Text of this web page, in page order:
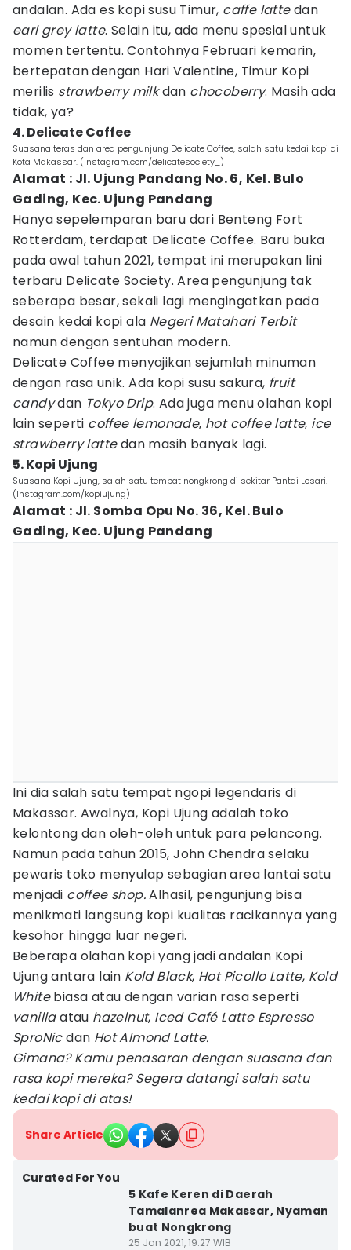
andalan. Ada es kopi susu Timur, caffe lattedan
earl grey latte. Selain itu, ada menu spesial untuk
momen tertentu. Contohnya Februari kemarin,
bertepatan dengan Hari Valentine, Timur Kopi
merilis strawberry milkdan chocoberry. Masih ada
tidak, ya?
4. Delicate Coffee
Suasana teras dan area pengunjung Delicate Coffee, salah satu kedai kopi di
Kota Makassar. (Instagram.com/delicatesociety_)
Alamat : Jl. Ujung Pandang No. 6, Kel. Bulo
Gading, Kec. Ujung Pandang
Hanya sepelemparan baru dari Benteng Fort
Rotterdam, terdapat Delicate Coffee. Baru buka
pada awal tahun 2021, tempat ini merupakan lini
terbaru Delicate Society. Area pengunjung tak
seberapa besar, sekali lagi mengingatkan pada
desain kedai kopi ala Negeri Matahari Terbit
namun dengan sentuhan modern.
Delicate Coffee menyajikan sejumlah minuman
dengan rasa unik. Ada kopi susu sakura, fruit
candydan Tokyo Drip. Ada juga menu olahan kopi
lain seperti coffee lemonade, hot coffee latte, ice
strawberry lattedan masih banyak lagi.
5. Kopi Ujung
Suasana Kopi Ujung, salah satu tempat nongkrong di sekitar Pantai Losari.
(Instagram.com/kopiujung)
Alamat : Jl. Somba Opu No. 36, Kel. Bulo
Gading, Kec. Ujung Pandang
Ini dia salah satu tempat ngopi legendaris di
Makassar. Awalnya, Kopi Ujung adalah toko
kelontong dan oleh-oleh untuk para pelancong.
Namun pada tahun 2015, John Chendra selaku
pewaris toko menyulap sebagian area lantai satu
menjadi coffee shop.Alhasil, pengunjung bisa
menikmati langsung kopi kualitas racikannya yang
kesohor hingga luar negeri.
Beberapa olahan kopi yang jadi andalan Kopi
Ujung antara lain Kold Black, Hot Picollo Latte, Kold
Whitebiasa atau dengan varian rasa seperti
vanillaatau hazelnut, Iced Café Latte Espresso
SproNicdan Hot Almond Latte.
Gimana? Kamu penasaran dengan suasana dan
rasa kopi mereka? Segera datangi salah satu
kedai kopi di atas!
Share Article
Curated For You
5 Kafe Keren di Daerah
Tamalanrea Makassar, Nyaman
buat Nongkrong
25 Jan 2021, 19:27 WIB